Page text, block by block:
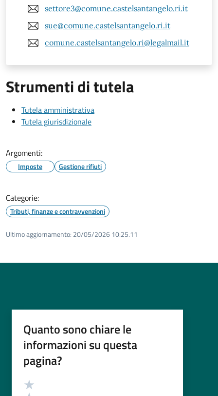
settore3@comune.castelsantangelo.ri.it
sue@comune.castelsantangelo.ri.it
comune.castelsantangelo.ri@legalmail.it
Strumenti di tutela
Tutela amministrativa
Tutela giurisdizionale
Argomenti:
Imposte Gestione rifiuti
Categorie:
Tributi, finanze e contravvenzioni
Ultimo aggiornamento: 20/05/2026 10:25.11
Quanto sono chiare le
informazioni su questa
pagina?
Valutazione